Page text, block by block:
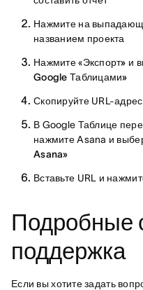
Нажмите на
названием проекта
Нажмите «Экспорт» и
Google Таблицами»
Скопируйте URL-адрес
В Google Таблице
нажмите Asana и
Asana»
Вставьте URL и
Подробные
поддержка
Если вы хотите задать